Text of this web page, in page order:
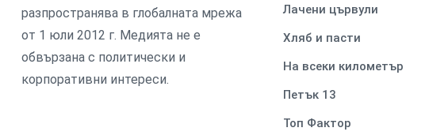
разпространява в глобалната мрежа
от 1 юли 2012 г. Медията не е
обвързана с политически и
корпоративни интереси.
Лачени цървули
Хляб и пасти
На всеки километър
Петък 13
Топ Фактор